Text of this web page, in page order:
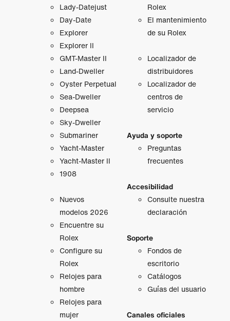
Lady‑Datejust
Day-Date
Explorer
Explorer II
GMT‑Master II
Land-Dweller
Oyster Perpetual
Sea-Dweller
Deepsea
Sky-Dweller
Submariner
Yacht-Master
Yacht-Master II
1908
Nuevos
modelos 2026
Encuentre su
Rolex
Configure su
Rolex
Relojes para
hombre
Relojes para
mujer
Rolex
El mantenimiento
de su Rolex
Localizador de
distribuidores
Localizador de
centros de
servicio
Ayuda y soporte
Preguntas
frecuentes
Accesibilidad
Consulte nuestra
declaración
Soporte
Fondos de
escritorio
Catálogos
Guías del usuario
Canales oficiales